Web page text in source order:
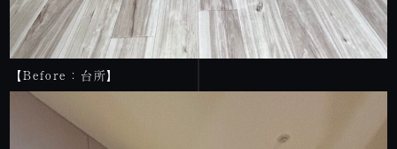
【Before：台所】